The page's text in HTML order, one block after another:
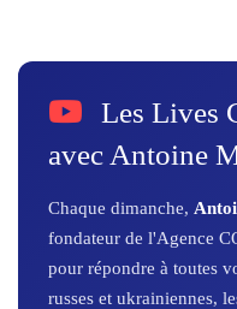
Les Lives
avec Antoine
Chaque dimanche,
fondateur de l'Agence
pour répondre à toutes
russes et ukrainiennes,